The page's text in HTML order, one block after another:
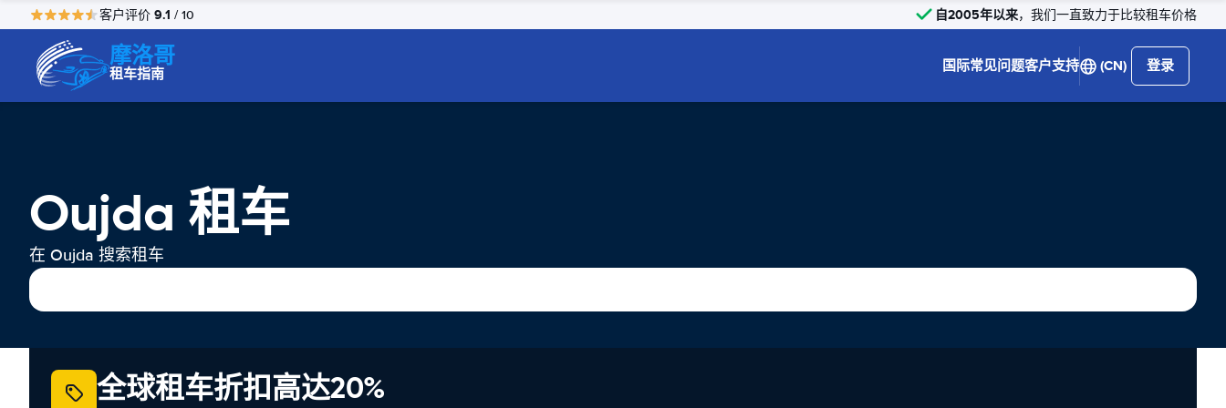
客户评价 9.1 / 10 自2005年以来，我们一直致力于比较租车价格
摩洛哥
租车指南 国际常见问题客户支持 (CN) 登录
Oujda 租车
在 Oujda 搜索租车
全球租车折扣高达20%